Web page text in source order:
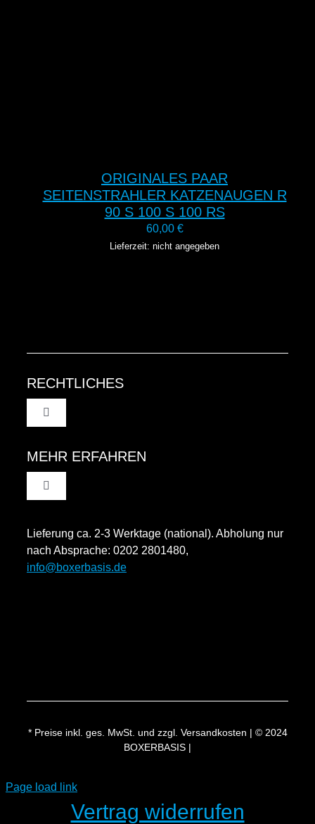
ORIGINALES PAAR
SEITENSTRAHLER KATZENAUGEN R
90 S 100 S 100 RS
60,00 €
Lieferzeit: nicht angegeben
RECHTLICHES
Toggle
Navigation
AGB
Impressum
MEHR ERFAHREN
Toggle
Navigation
Zahlungsweisen
Lieferung ca. 2-3 Werktage (national). Abholung nur
nach Absprache: 0202 2801480,
info@boxerbasis.de
* Preise inkl. ges. MwSt. und zzgl. Versandkosten | © 2024
BOXERBASIS |
Page load link
Vertrag widerrufen